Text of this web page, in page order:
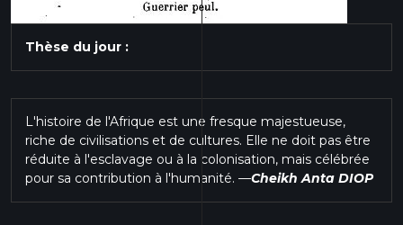
Thèse du jour :
L'histoire de l'Afrique est une fresque majestueuse,
riche de civilisations et de cultures. Elle ne doit pas être
réduite à l'esclavage ou à la colonisation, mais célébrée
pour sa contribution à l'humanité. —Cheikh Anta DIOP